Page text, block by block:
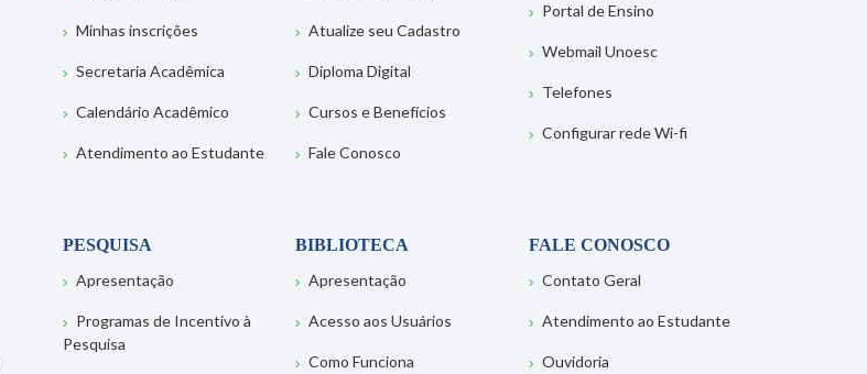
Minhas inscrições
Secretaria Acadêmica
Calendário Acadêmico
Atendimento ao Estudante
Atualize seu Cadastro
Diploma Digital
Cursos e Benefícios
Fale Conosco
Portal de Ensino
Webmail Unoesc
Telefones
Configurar rede Wi-fi
PESQUISA
Apresentação
Programas de Incentivo à
Pesquisa
BIBLIOTECA
Apresentação
Acesso aos Usuários
Como Funciona
FALE CONOSCO
Contato Geral
Atendimento ao Estudante
Ouvidoria